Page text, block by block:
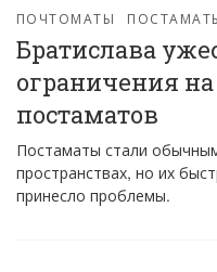
ПОЧТОМАТЫ
Братислава
ограничения
постаматов
Постаматы стали
пространствах, но их
принесло проблемы.